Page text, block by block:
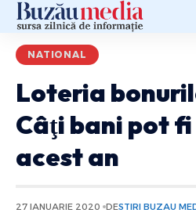
NATIONAL
Loteria
Câţi bani pot
acest an
27 IANUARIE 2020 DESTIRI BUZAU